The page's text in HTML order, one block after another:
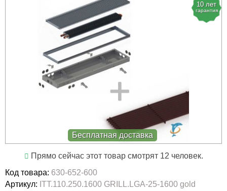
10 лет
гарантия
Бесплатная доставка
Прямо сейчас этот товар смотрят 12 человек.
Код товара: 630-652-600
Артикул: ITT.110.250.1600 GRILL.LGA-25-1600 gold